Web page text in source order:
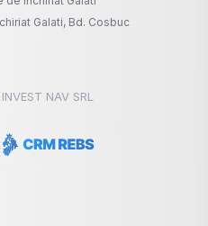
Galati, Bd. Cosbuc
NAV SRL